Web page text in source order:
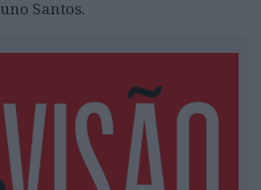
Santos.